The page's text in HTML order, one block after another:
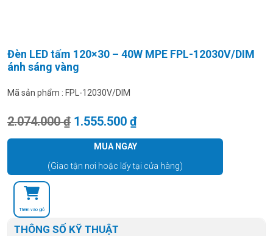
Đèn LED tấm 120×30 – 40W MPE FPL-12030V/DIM
ánh sáng vàng
Mã sản phẩm : FPL-12030V/DIM
2.074.000₫ Giá gốc là: 2.074.000 ₫.
1.555.500 ₫Giá hiện tại là: 1.555.500
MUA NGAY
(Giao tận nơi hoặc lấy tại cửa hàng)
Thêm vào giỏ
THÔNG SỐ KỸ THUẬT